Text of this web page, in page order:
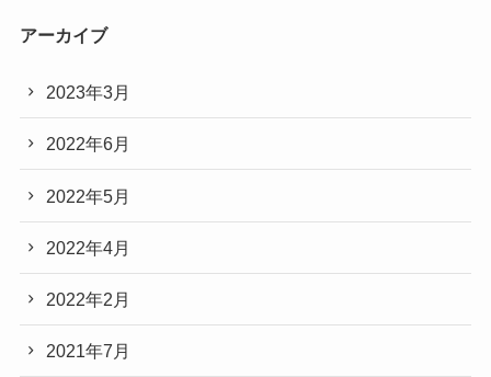
アーカイブ
2023年3月
2022年6月
2022年5月
2022年4月
2022年2月
2021年7月